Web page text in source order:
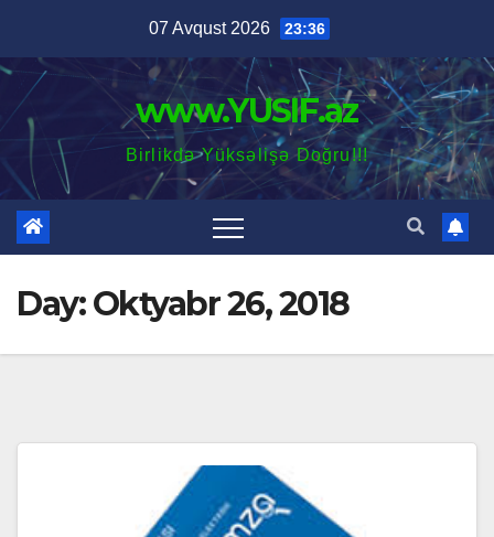
content
07 Avqust 2026 23:36
www.YUSIF.az
Birlikdə Yüksəlişə Doğru!!!
Day:Oktyabr 26, 2018